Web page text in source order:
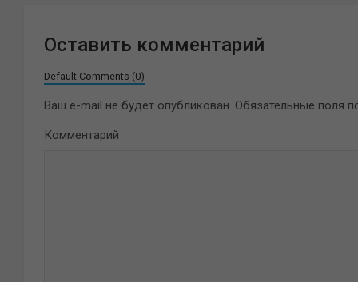
Оставить комментарий
Default Comments (0)
Ваш e-mail не будет опубликован. Обязательные поля
Комментарий